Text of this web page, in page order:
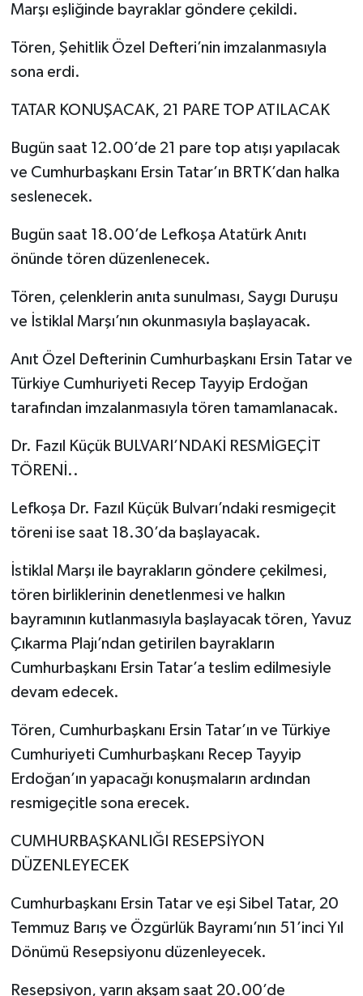
Marşı eşliğinde bayraklar göndere çekildi.
Tören, Şehitlik Özel Defteri’nin imzalanmasıyla
sona erdi.
TATAR KONUŞACAK, 21 PARE TOP ATILACAK
Bugün saat 12.00’de 21 pare top atışı yapılacak
ve Cumhurbaşkanı Ersin Tatar’ın BRTK’dan halka
seslenecek.
Bugün saat 18.00’de Lefkoşa Atatürk Anıtı
önünde tören düzenlenecek.
Tören, çelenklerin anıta sunulması, Saygı Duruşu
ve İstiklal Marşı’nın okunmasıyla başlayacak.
Anıt Özel Defterinin Cumhurbaşkanı Ersin Tatar ve
Türkiye Cumhuriyeti Recep Tayyip Erdoğan
tarafından imzalanmasıyla tören tamamlanacak.
Dr. Fazıl Küçük BULVARI’NDAKİ RESMİGEÇİT
TÖRENİ..
Lefkoşa Dr. Fazıl Küçük Bulvarı’ndaki resmigeçit
töreni ise saat 18.30’da başlayacak.
İstiklal Marşı ile bayrakların göndere çekilmesi,
tören birliklerinin denetlenmesi ve halkın
bayramının kutlanmasıyla başlayacak tören, Yavuz
Çıkarma Plajı’ndan getirilen bayrakların
Cumhurbaşkanı Ersin Tatar’a teslim edilmesiyle
devam edecek.
Tören, Cumhurbaşkanı Ersin Tatar’ın ve Türkiye
Cumhuriyeti Cumhurbaşkanı Recep Tayyip
Erdoğan’ın yapacağı konuşmaların ardından
resmigeçitle sona erecek.
CUMHURBAŞKANLIĞI RESEPSİYON
DÜZENLEYECEK
Cumhurbaşkanı Ersin Tatar ve eşi Sibel Tatar, 20
Temmuz Barış ve Özgürlük Bayramı’nın 51’inci Yıl
Dönümü Resepsiyonu düzenleyecek.
Resepsiyon, yarın akşam saat 20.00’de